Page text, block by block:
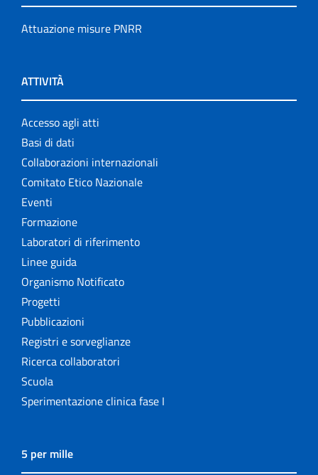
Attuazione misure PNRR
ATTIVITÀ
Accesso agli atti
Basi di dati
Collaborazioni internazionali
Comitato Etico Nazionale
Eventi
Formazione
Laboratori di riferimento
Linee guida
Organismo Notificato
Progetti
Pubblicazioni
Registri e sorveglianze
Ricerca collaboratori
Scuola
Sperimentazione clinica fase I
5 per mille